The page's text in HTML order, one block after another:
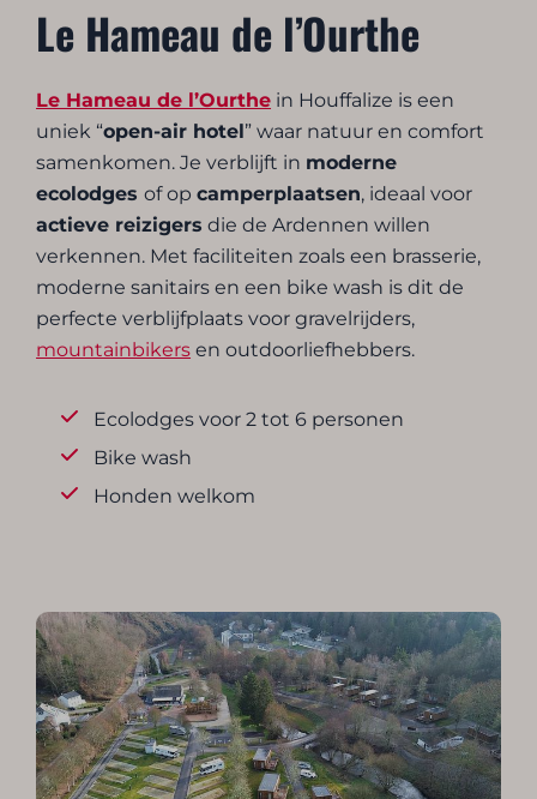
Le Hameau de l’Ourthe
Le Hameau de l’Ourthe in Houffalize is een
uniek “open-air hotel ” waar natuur en comfort
samenkomen. Je verblijft in moderne
ecolodgesof opcamperplaatsen, ideaal voor
actieve reizigers die de Ardennen willen
verkennen. Met faciliteiten zoals een brasserie,
moderne sanitairs en een bike wash is dit de
perfecte verblijfplaats voor gravelrijders,
mountainbikers en outdoorliefhebbers.
Ecolodges voor 2 tot 6 personen
Bike wash
Honden welkom